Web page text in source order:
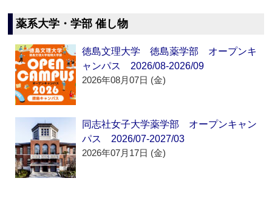
薬系大学・学部 催し物
徳島文理大学 徳島薬学部 オープンキ
ャンパス 2026/08-2026/09
2026年08月07日 (金)
同志社女子大学薬学部 オープンキャン
パス 2026/07-2027/03
2026年07月17日 (金)